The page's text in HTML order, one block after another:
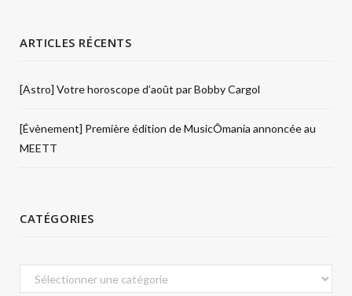
ARTICLES RÉCENTS
[Astro] Votre horoscope d’août par Bobby Cargol
[Évènement] Première édition de MusicÔmania annoncée au
MEETT
CATÉGORIES
Catégories